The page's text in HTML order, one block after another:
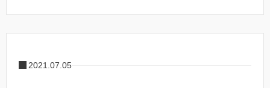
2021.07.05